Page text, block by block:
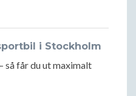
i Stockholm
så får du ut maximalt